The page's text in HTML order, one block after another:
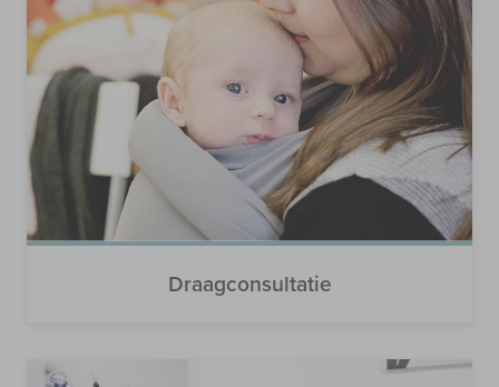
Draagconsultatie